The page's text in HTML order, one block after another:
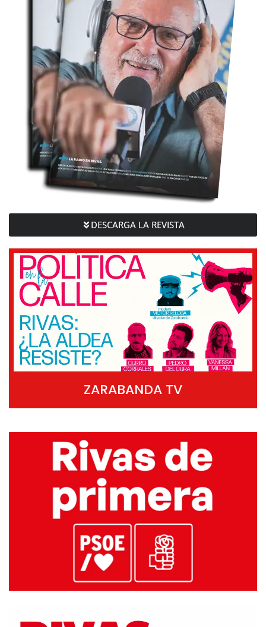
DESCARGA LA REVISTA
ZARABANDA TV